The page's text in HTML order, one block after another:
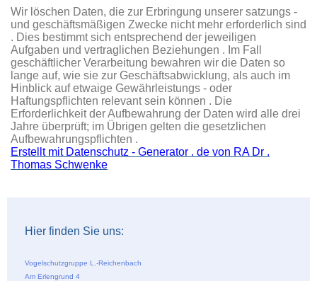
Wir löschen Daten, die zur Erbringung unserer satzungs -
und geschäftsmäßigen Zwecke nicht mehr erforderlich sind
. Dies bestimmt sich entsprechend der jeweiligen
Aufgaben und vertraglichen Beziehungen . Im Fall
geschäftlicher Verarbeitung bewahren wir die Daten so
lange auf, wie sie zur Geschäftsabwicklung, als auch im
Hinblick auf etwaige Gewährleistungs - oder
Haftungspflichten relevant sein können . Die
Erforderlichkeit der Aufbewahrung der Daten wird alle drei
Jahre überprüft; im Übrigen gelten die gesetzlichen
Aufbewahrungspflichten .
Erstellt mit Datenschutz - Generator . de von RA Dr .
Thomas Schwenke
Hier finden Sie uns:
Vogelschutzgruppe L.-Reichenbach
Am Erlengrund 4